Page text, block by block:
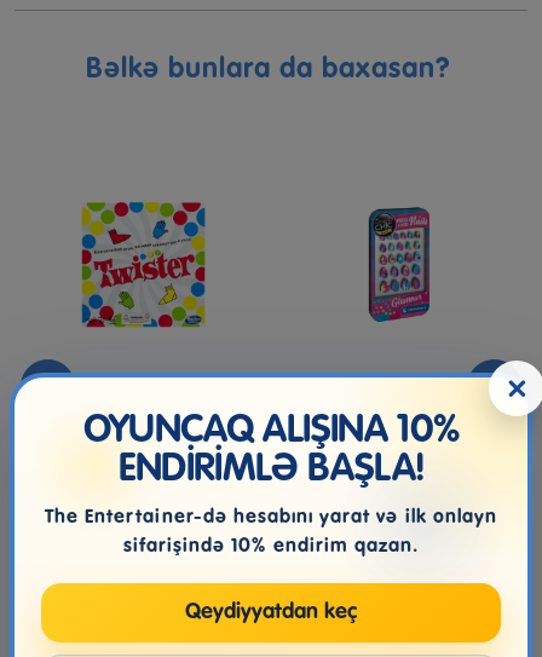
Bəlkə bunlara da baxasan?
Games Twister, 6+ Yaş
89.99₼
GLAMOUR
17.99₼
×
OYUNCAQ ALIŞINA 10%
ENDİRİMLƏ BAŞLA!
The Entertainer-də hesabını yarat və ilk onlayn
sifarişində 10% endirim qazan.
Qeydiyyatdan keç